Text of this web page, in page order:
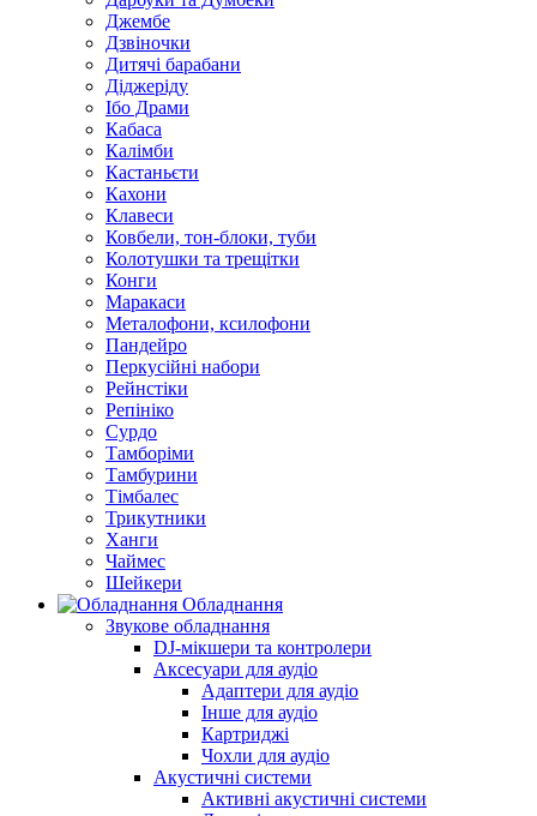
Джембе
Дзвіночки
Дитячі барабани
Діджеріду
Ібо Драми
Кабаса
Калімби
Кастаньєти
Кахони
Клавеси
Ковбели, тон-блоки, туби
Колотушки та трещітки
Конги
Маракаси
Металофони, ксилофони
Пандейро
Перкусійні набори
Рейнстіки
Репініко
Сурдо
Тамборіми
Тамбурини
Тімбалес
Трикутники
Ханги
Чаймес
Шейкери
Обладнання
Звукове обладнання
DJ-мікшери та контролери
Аксесуари для аудіо
Адаптери для аудіо
Інше для аудіо
Картриджі
Чохли для аудіо
Акустичні системи
Активні акустичні системи